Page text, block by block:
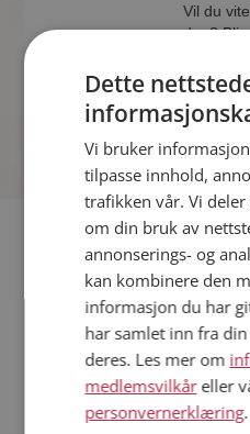
Vil du
deg? Bli
Fler single
Flere singlemenn fra
Mister J
Dette
Vi bruker
tilpasse innhold,
trafikken vår. Vi
om din bruk av
annonserings- og
kan kombinere den
informasjon du har
har samlet inn fra
deres. Les mer om
medlemsvilkåreller
personvernerklæring.